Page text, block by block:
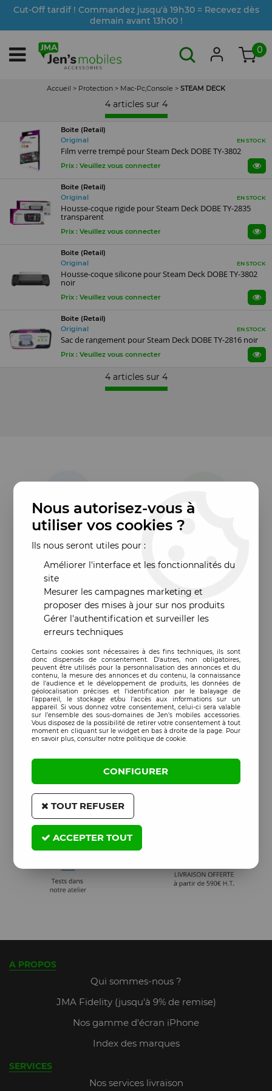
Cut-Off tardif ! Commandez jusqu'à 19h30 = Recevez dès
demain avant 13h00 !
0
Accueil > Protection > Mac-Pc,Console > STEAM DECK
4 articles sur 4
Boite (Retail)
Original
EN STOCK
Film verre trempé pour Steam Deck DOBE TY-3802
Prix : Veuillez vous connecter
Boite (Retail)
Original
EN STOCK
Housse-coque rigide pour Steam Deck DOBE TY-2835
transparent
Prix : Veuillez vous connecter
Boite (Retail)
Original
EN STOCK
Housse-coque silicone pour Steam Deck DOBE TY-3802
noir
Prix : Veuillez vous connecter
Boite (Retail)
Original
EN STOCK
Sac de rangement pour Steam Deck DOBE TY-2816 noir
Prix : Veuillez vous connecter
4 articles sur 4
A PROPOS
Qui sommes-nous ?
JMA Fidelity (jusqu'à 9% de remise)
Nos gamme d'écran iPhone
Index des marques
SERVICES
Nos services livraison
Nous autorisez-vous à
utiliser vos cookies ?
Ils nous seront utiles pour :
Améliorer l'interface et les fonctionnalités du
site
Mesurer les campagnes marketing et
proposer des mises à jour sur nos produits
Gérer l'authentification et surveiller les
erreurs techniques
Certains cookies sont nécessaires à des fins techniques, ils sont
donc dispensés de consentement. D'autres, non obligatoires,
peuvent être utilisés pour la personnalisation des annonces et du
contenu, la mesure des annonces et du contenu, la connaissance
de l'audience et le développement de produits, les données de
géolocalisation précises et l'identification par le balayage de
l'appareil, le stockage et/ou l'accès aux informations sur un
appareil. Si vous donnez votre consentement, celui-ci sera valable
sur l’ensemble des sous-domaines de Jen's mobiles accessories.
Vous disposez de la possibilité de retirer votre consentement à tout
moment en cliquant sur le widget en bas à droite de la page. Pour
en savoir plus, consulter notre politique de cookie.
CONFIGURER
TOUT REFUSER
ACCEPTER TOUT